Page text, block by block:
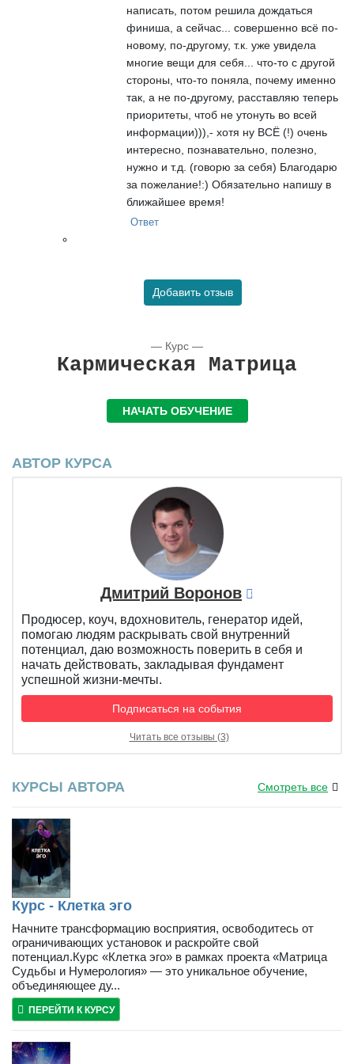
написать, потом решила дождаться
финиша, а сейчас... совершенно всё по-
новому, по-другому, т.к. уже увидела
многие вещи для себя... что-то с другой
стороны, что-то поняла, почему именно
так, а не по-другому, расставляю теперь
приоритеты, чтоб не утонуть во всей
информации))),- хотя ну ВСЁ (!) очень
интересно, познавательно, полезно,
нужно и т.д. (говорю за себя) Благодарю
за пожелание!:) Обязательно напишу в
ближайшее время!
Ответ
Добавить отзыв
— Курс —
Кармическая Матрица
НАЧАТЬ ОБУЧЕНИЕ
АВТОР КУРСА
Дмитрий Воронов
Продюсер, коуч, вдохновитель, генератор идей,
помогаю людям раскрывать свой внутренний
потенциал, даю возможность поверить в себя и
начать действовать, закладывая фундамент
успешной жизни-мечты.
Подписаться на события
Читать все отзывы (3)
КУРСЫ АВТОРА Смотреть все
Курс - Клетка эго
Начните трансформацию восприятия, освободитесь от
ограничивающих установок и раскройте свой
потенциал.Курс «Клетка эго» в рамках проекта «Матрица
Судьбы и Нумерология» — это уникальное обучение,
объединяющее ду...
ПЕРЕЙТИ К КУРСУ